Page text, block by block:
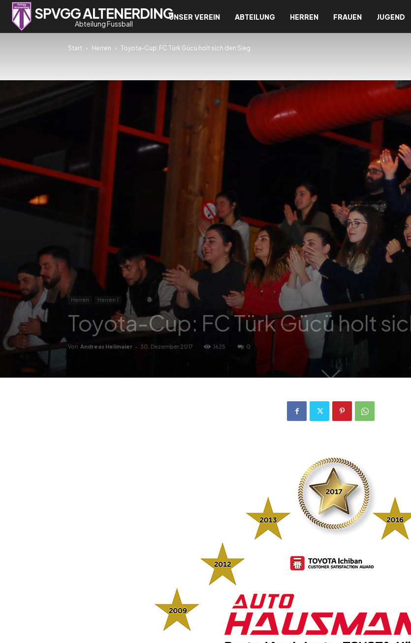
SPVGG ALTENERDING
Abteilung Fussball
UNSER VEREIN ABTEILUNG HERREN FRAUEN JUGEND
Start Herren Toyota-Cup: FC Türk Gücü holt sich den Sieg
Herren Herren 1
Toyota-Cup: FC Türk Gücü holt
Von Andreas Heilmaier - 30. Dezember 2017 1625 0